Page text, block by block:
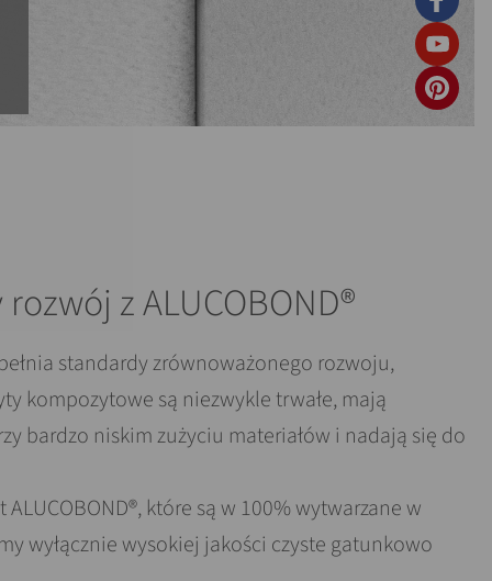
z ALUCOBOND®
standardy zrównoważonego rozwoju,
kompozytowe są niezwykle trwałe, mają
bardzo niskim zużyciu materiałów i nadają się do
które są w 100% wytwarzane w
wyłącznie wysokiej jakości czyste gatunkowo